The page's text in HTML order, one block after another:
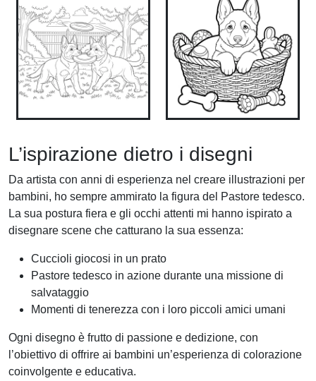
L’ispirazione dietro i disegni
Da artista con anni di esperienza nel creare illustrazioni per
bambini, ho sempre ammirato la figura del Pastore tedesco.
La sua postura fiera e gli occhi attenti mi hanno ispirato a
disegnare scene che catturano la sua essenza:
Cuccioli giocosi in un prato
Pastore tedesco in azione durante una missione di
salvataggio
Momenti di tenerezza con i loro piccoli amici umani
Ogni disegno è frutto di passione e dedizione, con
l’obiettivo di offrire ai bambini un’esperienza di colorazione
coinvolgente e educativa.